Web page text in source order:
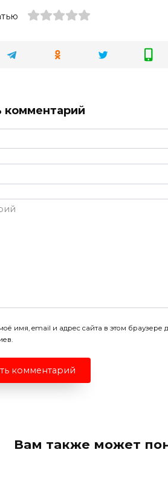
комментарий
имя, email и адрес сайта в этом
Вам также может